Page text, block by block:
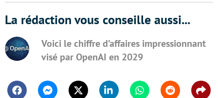
La rédaction vous conseille aussi...
Voici le chiffre d’affaires impressionnant
visé par OpenAI en 2029
FacebookMessengerTwitter Linkedin WhatsappReddit